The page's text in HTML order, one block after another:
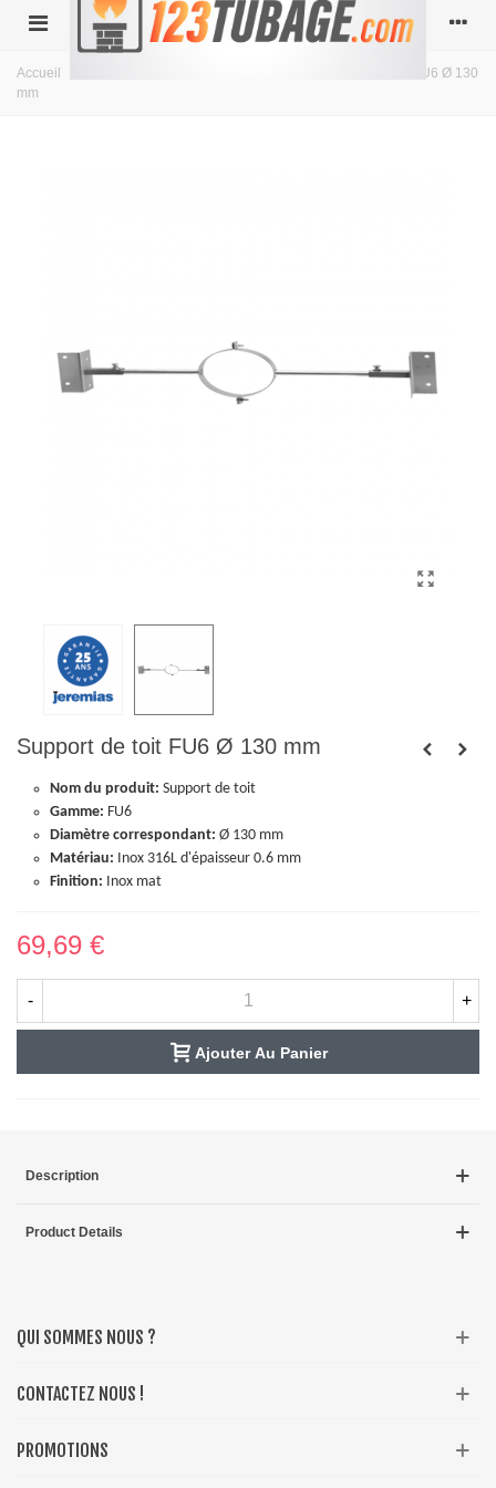
Accueil
Support de toit FU6 Ø 130
mm
Support de toit FU6 Ø 130 mm
Nom du produit: Support de toit
Gamme: FU6
Diamètre correspondant: Ø 130 mm
Matériau: Inox 316L d'épaisseur 0.6 mm
Finition: Inox mat
69,69 €
- +
Ajouter Au Panier
Description
Product Details
QUI SOMMES NOUS ?
CONTACTEZ NOUS !
PROMOTIONS